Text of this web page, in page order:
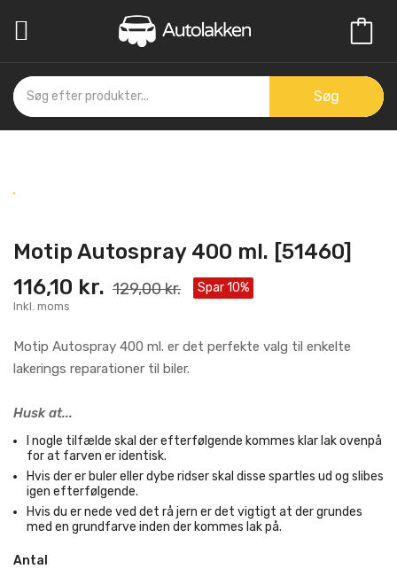

Søg
Motip Autospray 400 ml. [51460]
116,10 kr. 129,00 kr. Spar 10%
Inkl. moms
Motip Autospray 400 ml. er det perfekte valg til enkelte
lakerings reparationer til biler.
Husk at...
I nogle tilfælde skal der efterfølgende kommes klar lak ovenpå
for at farven er identisk.
Hvis der er buler eller dybe ridser skal disse spartles ud og slibes
igen efterfølgende.
Hvis du er nede ved det rå jern er det vigtigt at der grundes
med en grundfarve inden der kommes lak på.
Antal